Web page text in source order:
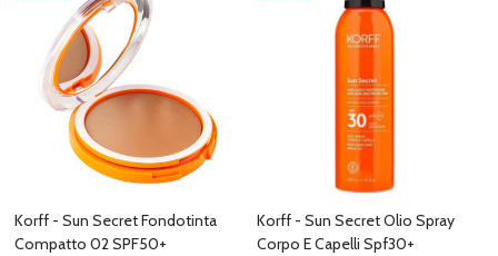
Korff - Sun Secret Fondotinta
Compatto 02 SPF50+
Korff - Sun Secret Olio Spray
Corpo E Capelli Spf30+